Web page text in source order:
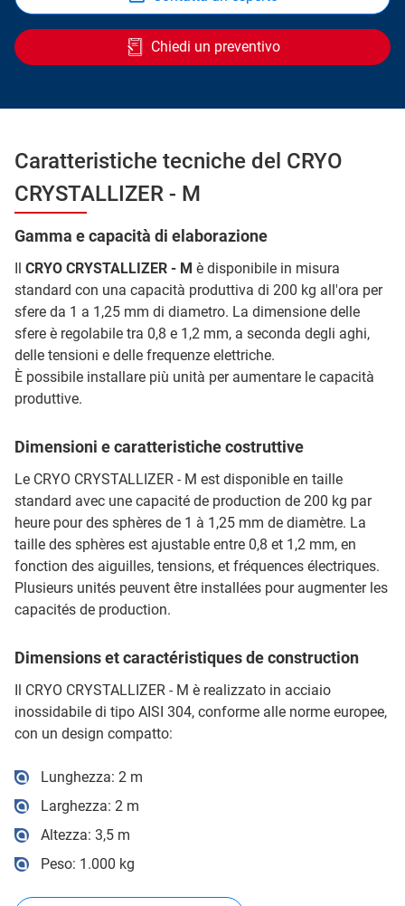
Chiedi un preventivo
Caratteristiche tecniche del CRYO
CRYSTALLIZER - M
Gamma e capacità di elaborazione
CRYO CRYSTALLIZER - M è disponibile in misura
standard con una capacità produttiva di 200 kg all'ora per
sfere da 1 a 1,25 mm di diametro. La dimensione delle
sfere è regolabile tra 0,8 e 1,2 mm, a seconda degli aghi,
delle tensioni e delle frequenze elettriche.
È possibile installare più unità per aumentare le capacità
produttive.
Dimensioni e caratteristiche costruttive
Le CRYO CRYSTALLIZER - M est disponible en taille
standard avec une capacité de production de 200 kg par
heure pour des sphères de 1 à 1,25 mm de diamètre. La
taille des sphères est ajustable entre 0,8 et 1,2 mm, en
fonction des aiguilles, tensions, et fréquences électriques.
Plusieurs unités peuvent être installées pour augmenter les
capacités de production.
Dimensions et caractéristiques de construction
Il CRYO CRYSTALLIZER - M è realizzato in acciaio
inossidabile di tipo AISI 304, conforme alle norme europee,
con un design compatto:
Lunghezza: 2 m
Larghezza: 2 m
Altezza: 3,5 m
Peso: 1.000 kg